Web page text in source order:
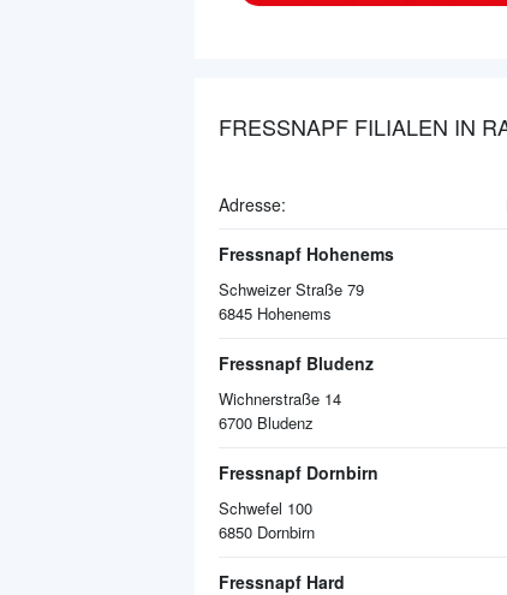
FRESSNAPF FILIALEN IN
Adresse:
Fressnapf Hohenems
Schweizer Straße 79
6845 Hohenems
Fressnapf Bludenz
Wichnerstraße 14
6700 Bludenz
Fressnapf Dornbirn
Schwefel 100
6850 Dornbirn
Fressnapf Hard